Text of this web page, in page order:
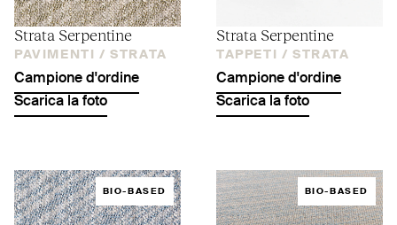
Strata Serpentine
PAVIMENTI / STRATA
Campione d'ordine
Scarica la foto
Strata Serpentine
TAPPETI / STRATA
Campione d'ordine
Scarica la foto
BIO-BASED BIO-BASED